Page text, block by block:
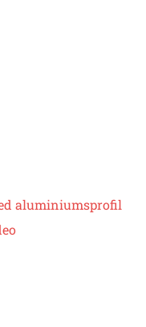
aluminiumsprofil